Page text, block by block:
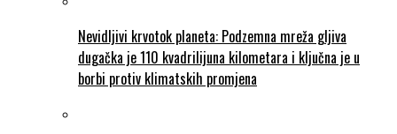
Nevidljivi krvotok planeta: Podzemna mreža gljiva
dugačka je 110 kvadrilijuna kilometara i ključna je u
borbi protiv klimatskih promjena